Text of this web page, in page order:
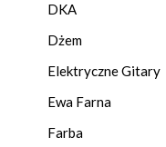
DKA
Dżem
Elektryczne Gitary
Ewa Farna
Farba